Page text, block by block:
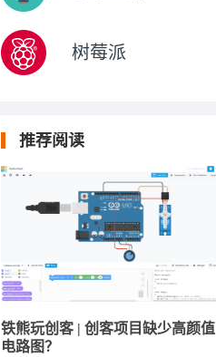
树莓派
推荐阅读
铁熊玩创客 | 创客项目缺少高颜值
电路图？